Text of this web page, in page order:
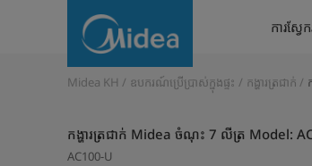
Midea
ការស្វែ
Midea KH ឧបករណ៍ប្រើប្រាស់ក្នុងផ្ទះ កង្ហារត្រជាក់
កង្ហារត្រជាក់ Midea ចំណុះ 7 លីត្រ Model:
AC100-U